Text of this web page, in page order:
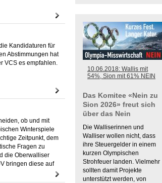
Kandidaturen für
Abstimmungen hat
VCS es empfahlen.
ob und mit
Winterspiele
Zeitpunkt, dem
Fragen zu
die Oberwalliser
bringen diese auf
10.06.2018: Wallis mit
54%, Sion mit 61% NEIN
Das Komitee «Nein zu
Sion 2026» freut sich
über das Nein
Die Walliserinnen und
Walliser wollen nicht, dass
ihre Steuergelder in einem
kurzen Olympischen
Strohfeuer landen. Vielmehr
sollten damit Projekte
unterstützt werden, von